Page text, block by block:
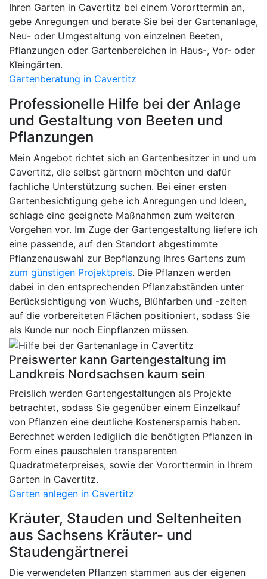
Ihren Garten in Cavertitz bei einem Vororttermin an,
gebe Anregungen und berate Sie bei der Gartenanlage,
Neu- oder Umgestaltung von einzelnen Beeten,
Pflanzungen oder Gartenbereichen in Haus-, Vor- oder
Kleingärten.
Gartenberatung in Cavertitz
Professionelle Hilfe bei der Anlage
und Gestaltung von Beeten und
Pflanzungen
Mein Angebot richtet sich an Gartenbesitzer in und um
Cavertitz, die selbst gärtnern möchten und dafür
fachliche Unterstützung suchen. Bei einer ersten
Gartenbesichtigung gebe ich Anregungen und Ideen,
schlage eine geeignete Maßnahmen zum weiteren
Vorgehen vor. Im Zuge der Gartengestaltung liefere ich
eine passende, auf den Standort abgestimmte
Pflanzenauswahl zur Bepflanzung Ihres Gartens zum
zum günstigen Projektpreis. Die Pflanzen werden
dabei in den entsprechenden Pflanzabständen unter
Berücksichtigung von Wuchs, Blühfarben und -zeiten
auf die vorbereiteten Flächen positioniert, sodass Sie
als Kunde nur noch Einpflanzen müssen.
Preiswerter kann Gartengestaltung im
Landkreis Nordsachsen kaum sein
Preislich werden Gartengestaltungen als Projekte
betrachtet, sodass Sie gegenüber einem Einzelkauf
von Pflanzen eine deutliche Kostenersparnis haben.
Berechnet werden lediglich die benötigten Pflanzen in
Form eines pauschalen transparenten
Quadratmeterpreises, sowie der Vororttermin in Ihrem
Garten in Cavertitz.
Garten anlegen in Cavertitz
Kräuter, Stauden und Seltenheiten
aus Sachsens Kräuter- und
Staudengärtnerei
Die verwendeten Pflanzen stammen aus der eigenen